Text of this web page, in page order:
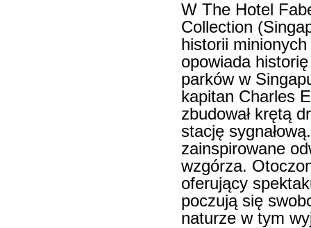
W The Hotel
Collection
historii
opowiada
parków w
kapitan Charles
zbudował krętą
stację
zainspirowane
wzgórza.
oferujący
poczują się
naturze w tym